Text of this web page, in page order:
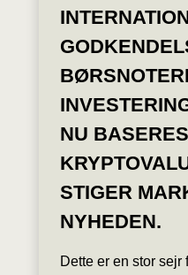
NU
STIGER
NYHEDEN.
Dette er en stor